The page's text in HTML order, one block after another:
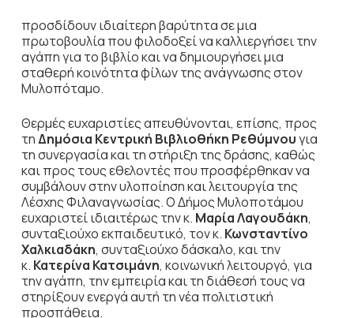
προσδίδουν ιδιαίτερη βαρύτητα σε μια
πρωτοβουλία που φιλοδοξεί να καλλιεργήσει την
αγάπη για το βιβλίο και να δημιουργήσει μια
σταθερή κοινότητα φίλων της ανάγνωσης στον
Μυλοπόταμο.
Θερμές ευχαριστίες απευθύνονται, επίσης, προς
τηΔημόσια Κεντρική Βιβλιοθήκη Ρεθύμνουγια
τη συνεργασία και τη στήριξη της δράσης, καθώς
και προς τους εθελοντές που προσφέρθηκαν να
συμβάλουν στην υλοποίηση και λειτουργία της
Λέσχης Φιλαναγνωσίας. Ο Δήμος Μυλοποτάμου
ευχαριστεί ιδιαιτέρως την κ. Μαρία Λαγουδάκη,
συνταξιούχο εκπαιδευτικό, τον κ. Κωνσταντίνο
Χαλκιαδάκη, συνταξιούχο δάσκαλο, και την
κ. Κατερίνα Κατσιμάνη, κοινωνική λειτουργό, για
την αγάπη, την εμπειρία και τη διάθεσή τους να
στηρίξουν ενεργά αυτή τη νέα πολιτιστική
προσπάθεια.